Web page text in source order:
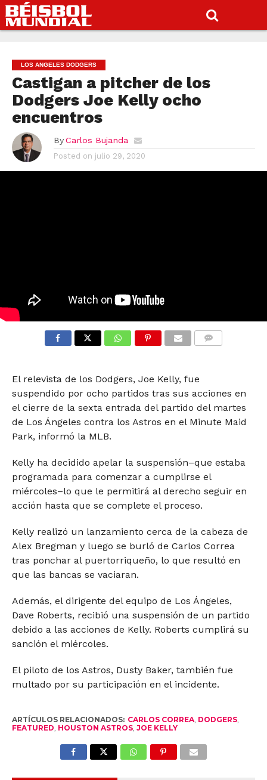
LOS ANGELES DODGERS
Castigan a pitcher de los
Dodgers Joe Kelly ocho
encuentros
By Carlos Bujanda
Posted on julio 29, 2020
El relevista de los Dodgers, Joe Kelly, fue
suspendido por ocho partidos tras sus acciones en
el cierre de la sexta entrada del partido del martes
de Los Ángeles contra los Astros en el Minute Maid
Park, informó la MLB.
Kelly ha decidido apelar la suspensión–que estaba
programada para comenzar a cumplirse el
miércoles–lo que le permitirá al derecho seguir en
acción hasta que se complete el proceso.
Kelly realizó un lanzamiento cerca de la cabeza de
Alex Bregman y luego se burló de Carlos Correa
tras ponchar al puertorriqueño, lo que resultó en
que las bancas se vaciaran.
Además, el dirigente del equipo de Los Ángeles,
Dave Roberts, recibió una suspensión de un partido
debido a las acciones de Kelly. Roberts cumplirá su
sanción el miércoles.
El piloto de los Astros, Dusty Baker, también fue
multado por su participación en el incidente.
ARTÍCULOS RELACIONADOS: CARLOS CORREA, DODGERS,
FEATURED, HOUSTON ASTROS, JOE KELLY